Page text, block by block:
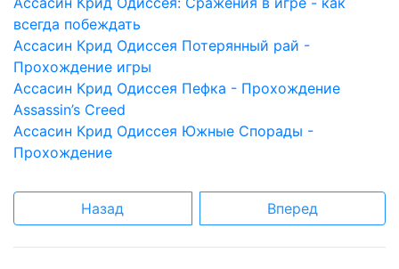
всегда побеждать
Aссасин Крид Одиссея Потерянный рай -
Прохождение игры
Aссасин Крид Одиссея Пефка - Прохождение
Assassin’s Creed
Aссасин Крид Одиссея Южные Спорады -
Прохождение
Назад Вперед